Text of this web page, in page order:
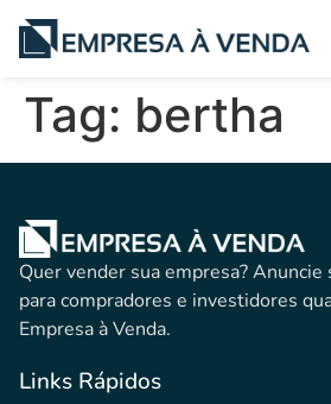
Tag: bertha
Quer vender sua empresa? Anuncie
para compradores e investidores
Empresa à Venda.
Links Rápidos